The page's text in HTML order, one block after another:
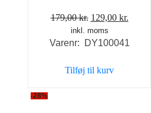
179,00kr. Den
oprindelige
pris
179,00 kr..
129,00 kr.
pris
inkl. moms
Varenr: DY100041
Tilføj til kurv
-28%